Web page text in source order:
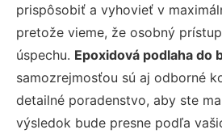
prispôsobiť a vyhovieť v
pretože vieme, že osobný
úspechu. Epoxidová podlaha do
samozrejmosťou sú aj odborné
detailné poradenstvo, aby ste
výsledok bude presne podľa